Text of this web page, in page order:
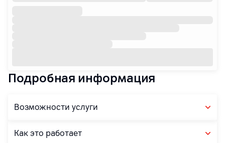
Подробная информация
Возможности услуги
Как это работает